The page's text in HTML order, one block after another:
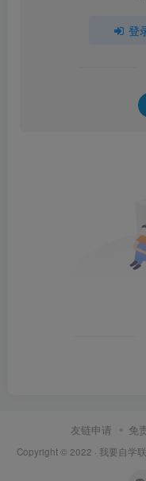
登
友链申请 免
Copyright © 2022 · 我要自学